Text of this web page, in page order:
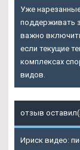
Уже
поддерживать
важно
если текущие
комплексах
видов.
отзыв
Ириск видео: